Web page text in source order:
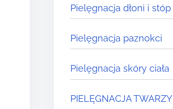
Pielęgnacja dłoni i stóp
Pielęgnacja paznokci
Pielęgnacja skóry ciała
PIELĘGNACJA TWARZY